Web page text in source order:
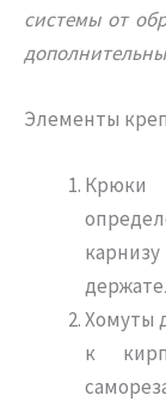
системы от
Элементы
Хомуты
к